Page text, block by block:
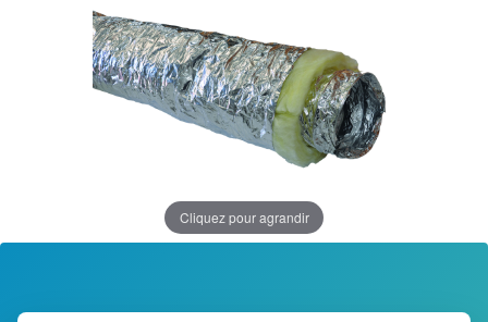
Cliquez pour agrandir